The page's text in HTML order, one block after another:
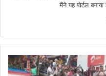
मैंने यह पोर्टल